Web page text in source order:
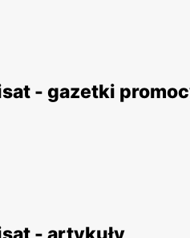
- gazetki